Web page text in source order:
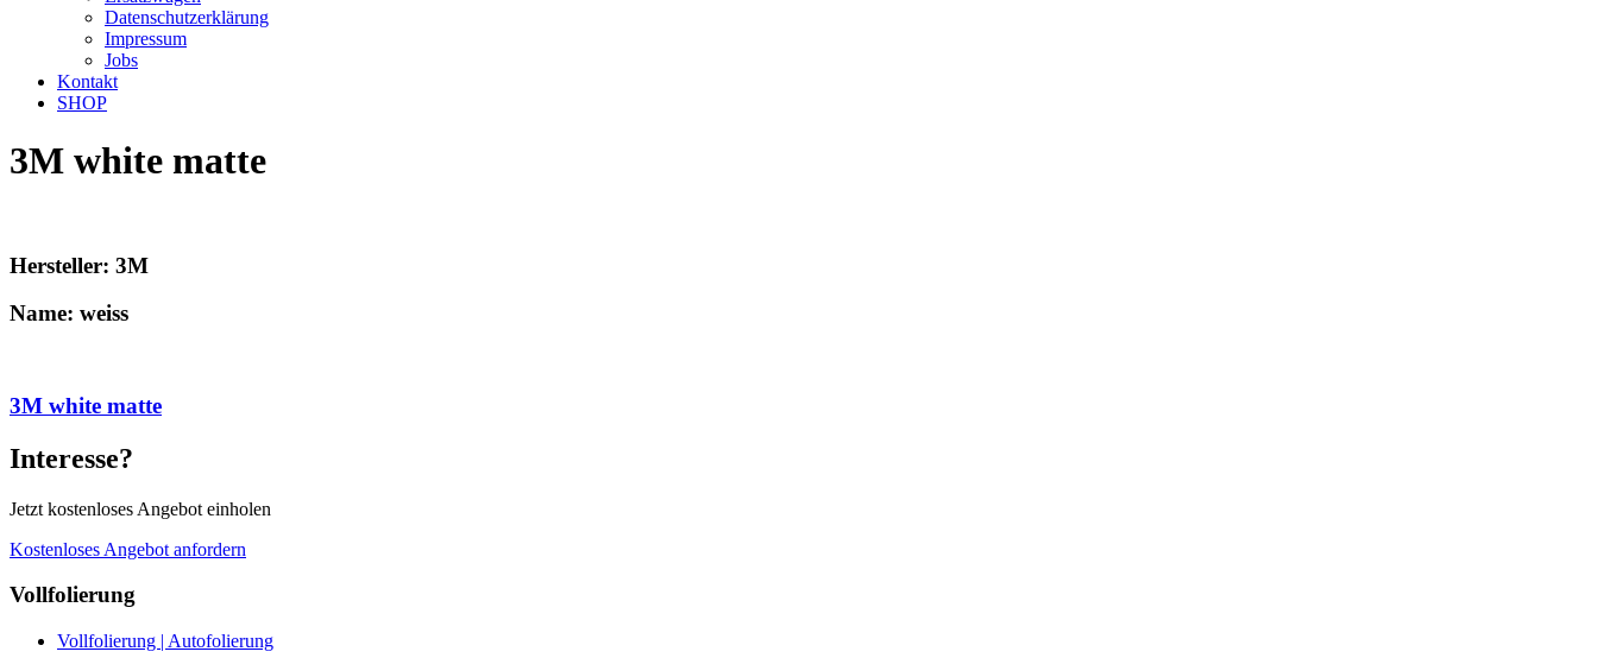
Datenschutzerklärung
Impressum
Jobs
Kontakt
SHOP
3M white matte
Hersteller: 3M
Name: weiss
3M white matte
Interesse?
Jetzt kostenloses Angebot einholen
Kostenloses Angebot anfordern
Vollfolierung
Vollfolierung | Autofolierung